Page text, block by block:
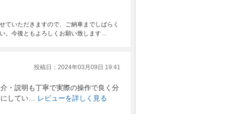
ていただきますので、ご納車までしばらく
。今後ともよろしくお願い致します…
投稿日：2024年03月09日 19:41
・説明も丁寧で実際の操作で良く分
してい…
レビューを詳しく見る